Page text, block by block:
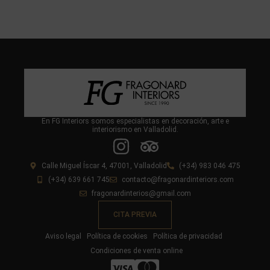
En FG Interiors somos especialistas en decoración, arte e
interiorismo en Valladolid.
Calle Miguel Íscar 4, 47001, Valladolid
(+34) 983 046 475
(+34) 639 661 745
contacto@fragonardinteriors.com
fragonardinterios@gmail.com
CITA PREVIA
Aviso legal Política de cookies
Política de privacidad
Condiciones de venta online